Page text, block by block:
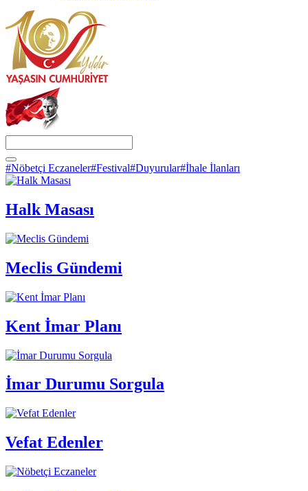
#Nöbetçi Eczaneler#Festival#Duyurular#İhale İlanları
Halk Masası
Meclis Gündemi
Kent İmar Planı
İmar Durumu Sorgula
Vefat Edenler